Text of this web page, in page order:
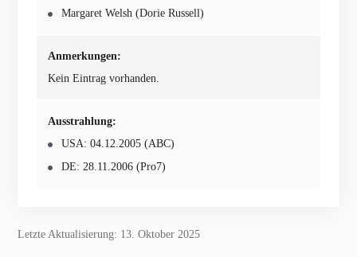
Margaret Welsh (Dorie Russell)
Anmerkungen:
Kein Eintrag vorhanden.
Ausstrahlung:
USA: 04.12.2005 (ABC)
DE: 28.11.2006 (Pro7)
Letzte Aktualisierung: 13. Oktober 2025